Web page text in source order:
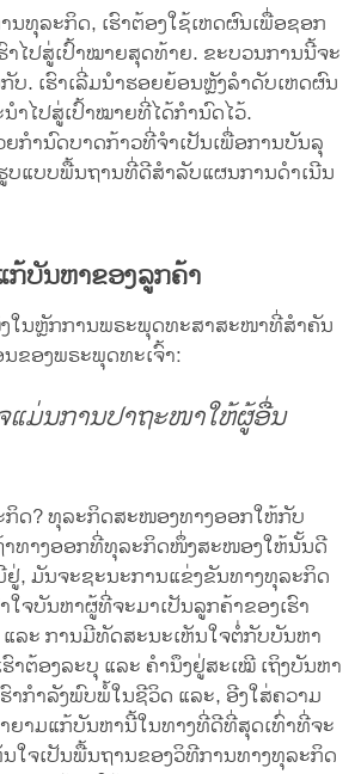
ນທຸລະກິດ, ເຮົາຕ້ອງໃຊ້ເຫດຜົນເພື່ອຊອກ
າໄປສູ່ເປົ້າໝາຍສຸດທ້າຍ. ຂະບວນການນີ້ຈະ
ບ. ເຮົາເລີ່ມນຳຮອຍຍ້ອນຫຼັງລຳດັບເຫດຜົນ
ຳໄປສູ່ເປົ້າໝາຍທີ່ໄດ້ກຳນົດໄວ້.
ກຳນົດບາດກ້າວທີ່ຈຳເປັນເພື່ອການບັນລຸ
ບແບບພື້ນຖານທີ່ດີສຳລັບແຜນການດຳເນີນ
ກ້ບັນຫາຂອງລູກຄ້າ
ໃນຫຼັກການພຣະພຸດທະສາສະໜາທີ່ສຳຄັນ
ຂອງພຣະພຸດທະເຈົ້າ:
ແມ່ນການປາຖະໜາໃຫ້ຜູ້ອື່ນ
ດ? ທຸລະກິດສະໜອງທາງອອກໃຫ້ກັບ
ທາງອອກທີ່ທຸລະກິດໜຶ່ງສະໜອງໃຫ້ນັ້ນດີ
, ມັນຈະຊະນະການແຂ່ງຂັນທາງທຸລະກິດ
ໃຈບັນຫາຜູ້ທີ່ຈະມາເປັນລູກຄ້າຂອງເຮົາ
ລະ ການມີທັດສະນະເຫັນໃຈຕໍ່ກັບບັນຫາ
າຕ້ອງລະບຸ ແລະ ຄຳນຶງຢູ່ສະເໝີ ເຖິງບັນຫາ
າກຳລັງພົບພໍ້ໃນຊີວິດ ແລະ, ອີງໃສ່ຄວາມ
ຍາມແກ້ບັນຫານີ້ໃນທາງທີ່ດີທີ່ສຸດເທົ່າທີ່ຈະ
ນໃຈເປັນພື້ນຖານຂອງວິທີການທາງທຸລະກິດ